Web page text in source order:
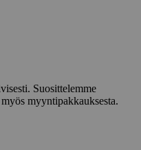
Suosittelemme
myyntipakkauksesta.